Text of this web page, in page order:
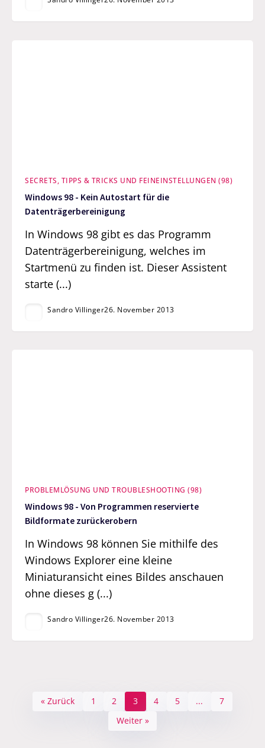
SECRETS, TIPPS & TRICKS UND FEINEINSTELLUNGEN (98)
Windows 98 - Kein Autostart für die
Datenträgerbereinigung
In Windows 98 gibt es das Programm
Datenträgerbereinigung, welches im
Startmenü zu finden ist. Dieser Assistent
starte (...)
Sandro Villinger26. November 2013
PROBLEMLÖSUNG UND TROUBLESHOOTING (98)
Windows 98 - Von Programmen reservierte
Bildformate zurückerobern
In Windows 98 können Sie mithilfe des
Windows Explorer eine kleine
Miniaturansicht eines Bildes anschauen
ohne dieses g (...)
Sandro Villinger26. November 2013
« Zurück 1 2 3 4 5 ...
7
Weiter »